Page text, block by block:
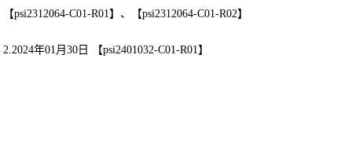
【psi2312064-C01-R01】、【psi2312064-C01-R02】
2.2024年01月30日 【psi2401032-C01-R01】